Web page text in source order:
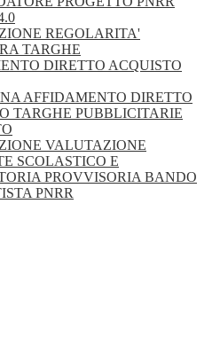
REGOLARITA'
TARGHE
DIRETTO ACQUISTO
AFFIDAMENTO DIRETTO
TARGHE PUBBLICITARIE
VALUTAZIONE
SCOLASTICO E
PROVVISORIA BANDO
PNRR